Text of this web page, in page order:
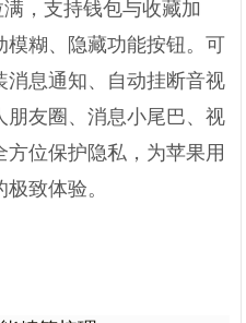
，支持钱包与收藏加
糊、隐藏功能按钮。可
消息通知、自动挂断音视
朋友圈、消息小尾巴、视
位保护隐私，为苹果用
致体验。